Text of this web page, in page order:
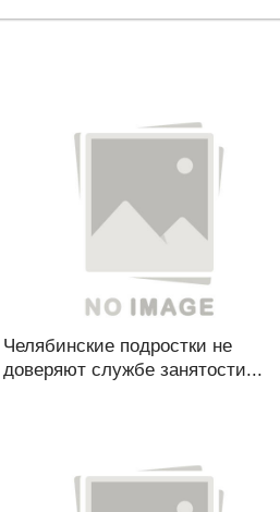
Челябинские подростки не
доверяют службе занятости...